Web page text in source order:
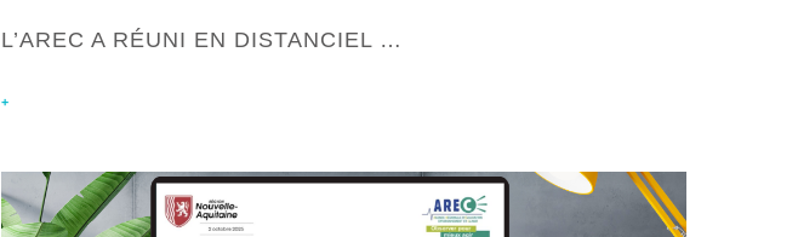
L’AREC A RÉUNI EN DISTANCIEL …
+